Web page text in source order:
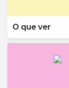
O que ver